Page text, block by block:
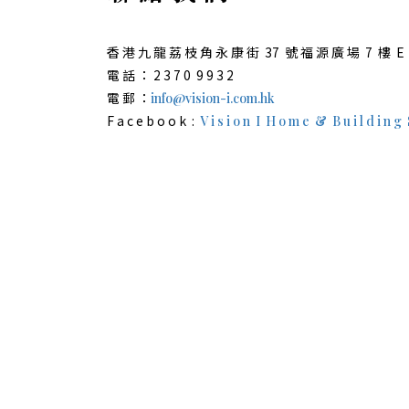
香 港 九 龍 荔 枝 角 永 康 街 37 號 福 源 廣 場 7 樓 E
電 話 ： 2 3 7 0 9 9 3 2
電 郵 ： info@vision-i.com.hk
F a c e b o o k : V i s i o n I H o m e & B u i l d i n g